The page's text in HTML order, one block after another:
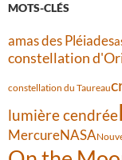
MOTS-CLÉS
amas des Pléiades
constellation
constellation du Taureau
lumière cendrée
MercureNASA